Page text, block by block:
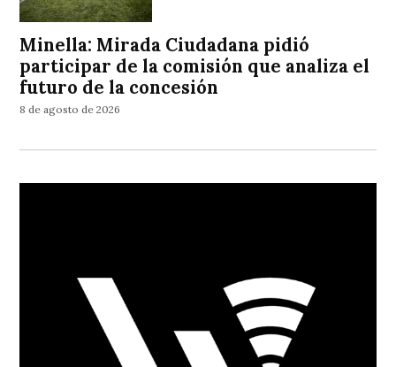
Minella: Mirada Ciudadana pidió
participar de la comisión que analiza el
futuro de la concesión
8 de agosto de 2026